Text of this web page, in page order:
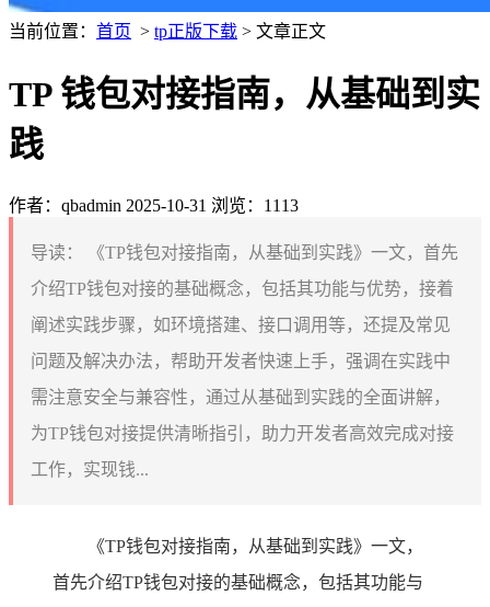
当前位置： 首页 > tp正版下载 > 文章正文
TP 钱包对接指南，从基础到实
践
作者：qbadmin 2025-10-31 浏览：1113
导读：
《TP钱包对接指南，从基础到实践》一文，首先
介绍TP钱包对接的基础概念，包括其功能与优势，接着
阐述实践步骤，如环境搭建、接口调用等，还提及常见
问题及解决办法，帮助开发者快速上手，强调在实践中
需注意安全与兼容性，通过从基础到实践的全面讲解，
为TP钱包对接提供清晰指引，助力开发者高效完成对接
工作，实现钱...
《TP钱包对接指南，从基础到实践》一文，
首先介绍TP钱包对接的基础概念，包括其功能与